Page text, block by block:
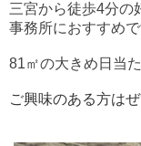
三宮から徒歩4分の
事務所におすすめで
81㎡の大きめ日当
ご興味のある方は